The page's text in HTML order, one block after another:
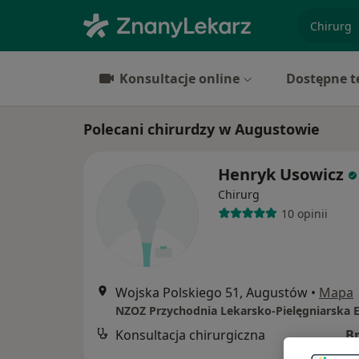
Konsultacje online Dostępne
Polecani chirurdzy w Augustowie
Henryk Usowicz
Chirurg
10 opinii
Wojska Polskiego 51, Augustów • Mapa
NZOZ Przychodnia Lekarsko-Pielęgniarska
Konsultacja chirurgiczna